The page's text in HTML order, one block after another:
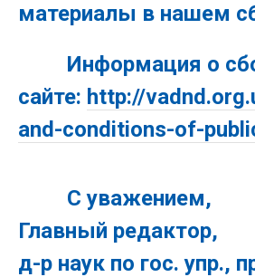
материалы в нашем
Информация о
сайте: http://
and-conditions-of-
С уважением,
Главный редактор,
д-р наук по гос. упр.,